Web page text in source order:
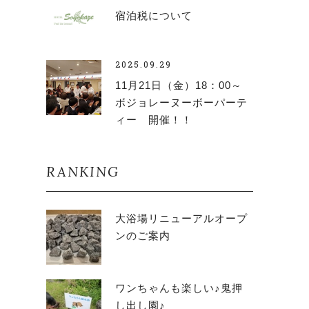
宿泊税について
2025.09.29
11月21日（金）18：00～
ボジョレーヌーボーパーテ
ィー 開催！！
RANKING
大浴場リニューアルオープ
ンのご案内
ワンちゃんも楽しい♪鬼押
し出し園♪